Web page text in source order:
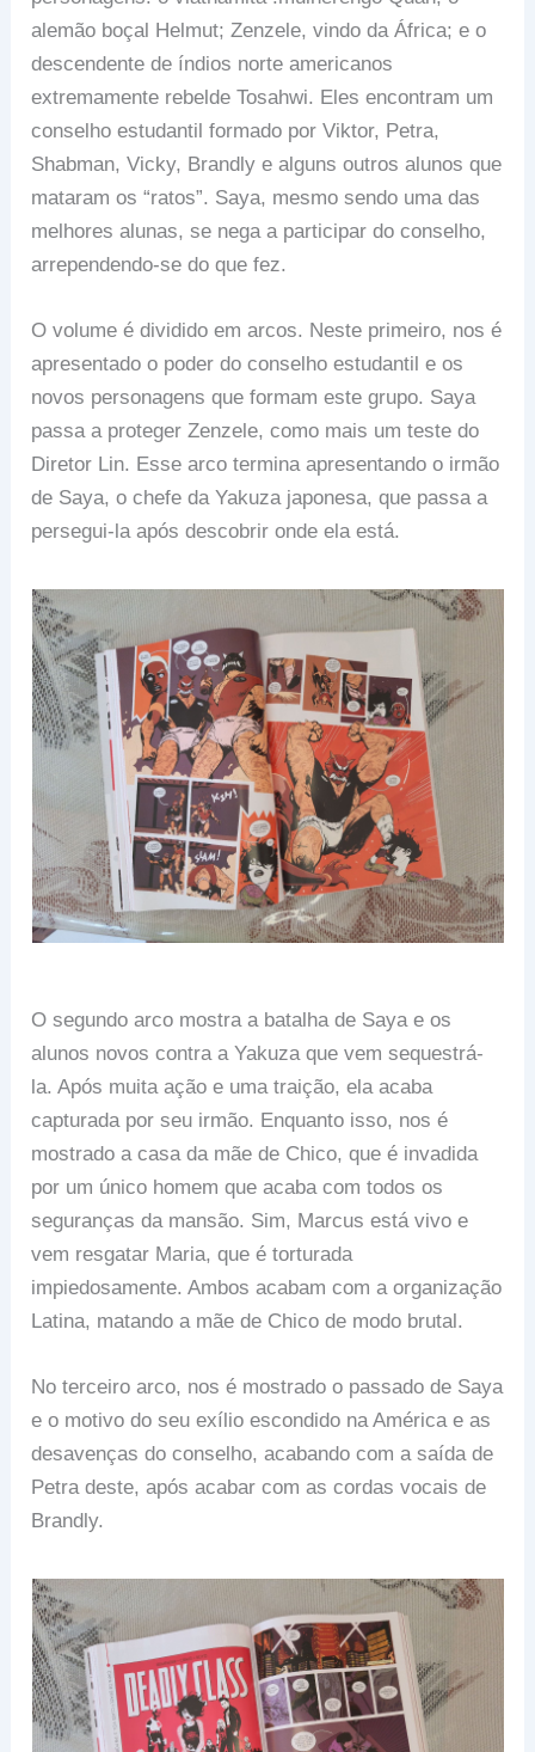
alemão boçal Helmut; Zenzele, vindo da África; e o
descendente de índios norte americanos
extremamente rebelde Tosahwi. Eles encontram um
conselho estudantil formado por Viktor, Petra,
Shabman, Vicky, Brandly e alguns outros alunos que
mataram os “ratos”. Saya, mesmo sendo uma das
melhores alunas, se nega a participar do conselho,
arrependendo-se do que fez.
O volume é dividido em arcos. Neste primeiro, nos é
apresentado o poder do conselho estudantil e os
novos personagens que formam este grupo. Saya
passa a proteger Zenzele, como mais um teste do
Diretor Lin. Esse arco termina apresentando o irmão
de Saya, o chefe da Yakuza japonesa, que passa a
persegui-la após descobrir onde ela está.
O segundo arco mostra a batalha de Saya e os
alunos novos contra a Yakuza que vem sequestrá-
la. Após muita ação e uma traição, ela acaba
capturada por seu irmão. Enquanto isso, nos é
mostrado a casa da mãe de Chico, que é invadida
por um único homem que acaba com todos os
seguranças da mansão. Sim, Marcus está vivo e
vem resgatar Maria, que é torturada
impiedosamente. Ambos acabam com a organização
Latina, matando a mãe de Chico de modo brutal.
No terceiro arco, nos é mostrado o passado de Saya
e o motivo do seu exílio escondido na América e as
desavenças do conselho, acabando com a saída de
Petra deste, após acabar com as cordas vocais de
Brandly.